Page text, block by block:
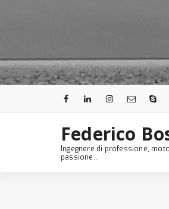
Federico
Ingegnere di professione,
passione...